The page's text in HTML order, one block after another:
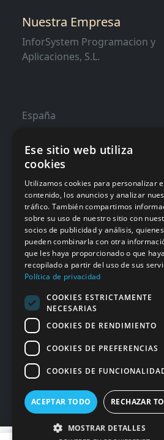
Nuestra Empresa
InforSystem Programacion y
Aplicaciones, S.L.
España
Suscribete a nuestro
Te informaremos de ofertas
Email
Subscribir
Aceptar Politica de
© 2026 InforSystem
Aplicaciones, S.L. CIF:
Marañon, 17 Local 5 | 03680 -
Ese sitio web utiliza
cookies
Utilizamos cookies para personalizar el
contenido, los anuncios y analizar
tráfico. También compartimos
sobre su uso de nuestro sitio con
socios de publicidad y análisis, quienes
pueden combinarla con otra
que les haya proporcionado o que
recopilado a partir del uso de sus
Política de privacidad
COOKIES ESTRICTAMENTE
NECESARIAS
COOKIES DE RENDIMIENTO
COOKIES DE PREFERENCIAS
COOKIES DE
ACEPTAR TODO RECHAZAR
MOSTRAR DETALLES